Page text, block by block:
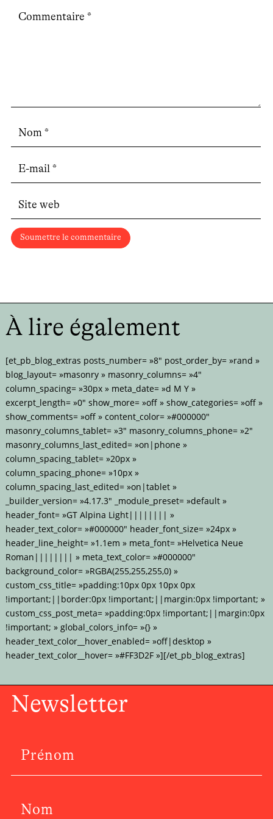
Soumettre le commentaire
À lire également
[et_pb_blog_extras posts_number= »8″ post_order_by= »rand »
blog_layout= »masonry » masonry_columns= »4″
column_spacing= »30px » meta_date= »d M Y »
excerpt_length= »0″ show_more= »off » show_categories= »off »
show_comments= »off » content_color= »#000000″
masonry_columns_tablet= »3″ masonry_columns_phone= »2″
masonry_columns_last_edited= »on|phone »
column_spacing_tablet= »20px »
column_spacing_phone= »10px »
column_spacing_last_edited= »on|tablet »
_builder_version= »4.17.3″ _module_preset= »default »
header_font= »GT Alpina Light|||||||| »
header_text_color= »#000000″ header_font_size= »24px »
header_line_height= »1.1em » meta_font= »Helvetica Neue
Roman|||||||| » meta_text_color= »#000000″
background_color= »RGBA(255,255,255,0) »
custom_css_title= »padding:10px 0px 10px 0px
!important;||border:0px !important;||margin:0px !important; »
custom_css_post_meta= »padding:0px !important;||margin:0px
!important; » global_colors_info= »{} »
header_text_color__hover_enabled= »off|desktop »
header_text_color__hover= »#FF3D2F »][/et_pb_blog_extras]
Newsletter